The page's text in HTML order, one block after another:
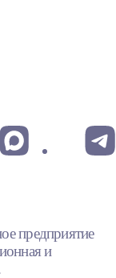
предприятие
и